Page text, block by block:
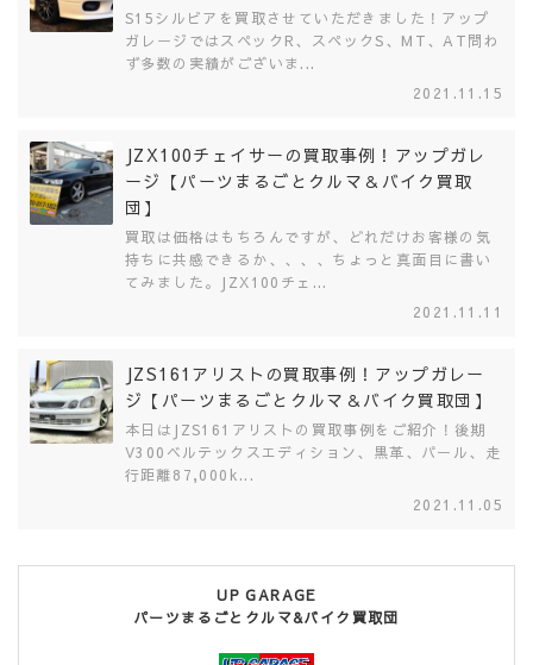
S15シルビアを買取させていただきました！アップ
ガレージではスペックR、スペックS、MT、AT問わ
ず多数の実績がございま...
2021.11.15
JZX100チェイサーの買取事例！アップガレ
ージ【パーツまるごとクルマ＆バイク買取
団】
買取は価格はもちろんですが、どれだけお客様の気
持ちに共感できるか、、、、ちょっと真面目に書い
てみました。JZX100チェ...
2021.11.11
JZS161アリストの買取事例！アップガレー
ジ【パーツまるごとクルマ＆バイク買取団】
本日はJZS161アリストの買取事例をご紹介！後期
V300ベルテックスエディション、黒革、パール、走
行距離87,000k...
2021.11.05
UP GARAGE
パーツまるごとクルマ&バイク買取団